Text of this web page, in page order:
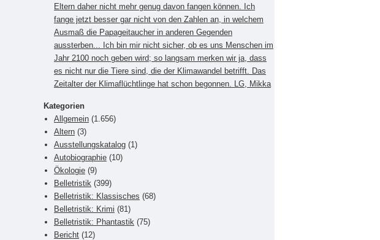
Eltern daher nicht mehr genug davon fangen können. Ich
fange jetzt besser gar nicht von den Zahlen an, in welchem
Ausmaß die Papageitaucher in anderen Gegenden
aussterben... Ich bin mir nicht sicher, ob es uns Menschen im
Jahr 2100 noch geben wird; so langsam merken wir ja, dass
es nicht nur die Tiere sind, die der Klimawandel betrifft. Das
Zeitalter der Klimaflüchtlinge hat schon begonnen. LG, Mikka
Kategorien
Allgemein (1.656)
Altern (3)
Ausstellungskatalog (1)
Autobiographie (10)
Ökologie (9)
Belletristik (399)
Belletristik: Klassisches (68)
Belletristik: Krimi (81)
Belletristik: Phantastik (75)
Bericht (12)